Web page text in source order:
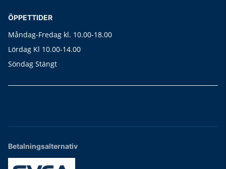
ÖPPETTIDER
Måndag-Fredag kl. 10.00-18.00
Lördag Kl 10.00-14.00
Söndag Stängt
Betalningsalternativ